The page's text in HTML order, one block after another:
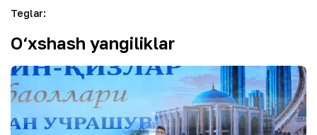
Teglar:
O‘xshash yangiliklar